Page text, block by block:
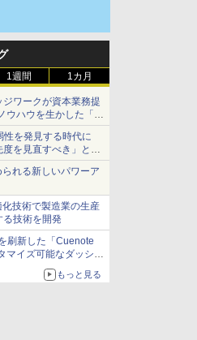
1週間 1カ月
ワークが資本業務提
ウハウを生かした「AI
展開へ
を発見する時代に
を見直すべき」とセ
れる新しいパワーア
技術で製造業の生産
る技術を開発
刷新した「Cuenote
イズ可能なダッシュ
もっと見る